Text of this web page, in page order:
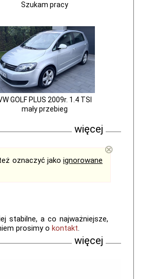
Szukam pracy
GOLF PLUS 2009r. 1.4 TSI
mały przebieg
więcej
oznaczyć jakoignorowane
⊗
stabilne, a co najważniejsze,
prosimy o kontakt.
więcej